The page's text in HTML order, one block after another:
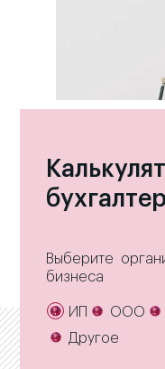
Выберите
бизнеса
ИП ООО
Другое